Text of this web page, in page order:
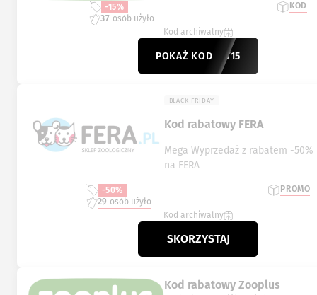
-15%
37 osób użyło
KOD
Kod archiwalny
POKAŻ KODRABAT15
BLACK FRIDAY
Kod rabatowy FERA
Mega Wyprzedaż z rabatem -50%
na FERA
-50%
29 osób użyło
PROMO
Kod archiwalny
SKORZYSTAJ
Kod rabatowy Zooplus